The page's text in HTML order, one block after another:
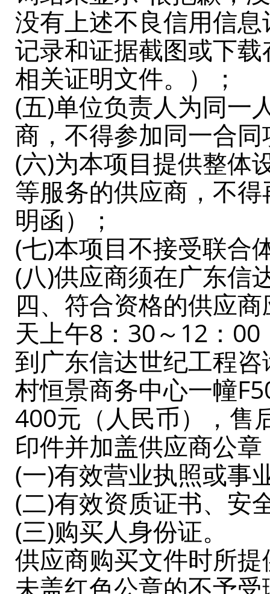
没有上述不良信用信
记录和证据截图或下
相关证明文件。）；
(五)单位负责人为同一
商，不得参加同一合
(六)为本项目提供整体
等服务的供应商，不
明函）；
(七)本项目不接受联合
(八)供应商须在广东信
四、符合资格的供应
天上午8：30～12：
到广东信达世纪工程
村恒景商务中心一幢
400元（人民币），售
印件并加盖供应商公章
(一)有效营业执照或事
(二)有效资质证书、安
(三)购买人身份证。
供应商购买文件时所